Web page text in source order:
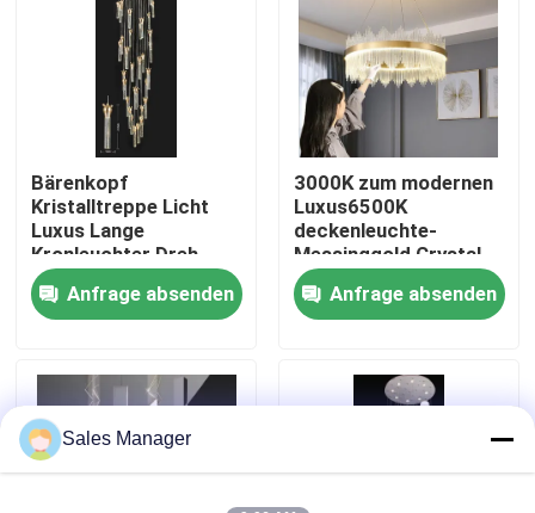
Werksbesichtigung
Qualitätskontrolle
Kontakt mit uns
Bitte um ein Angebot
Maßgeschneiderte Kronleuchter
Bärenkopf
Kristalltreppe Licht
Luxus Lange
Kronleuchter Dreh-
Duplex Moderne
einfache Villa
Wohnung Auswahl
Großer Kronleuchter
Anfrage absenden
3000K zum modernen
Luxus6500K
deckenleuchte-
Messinggold Crystal
Chandelier Double
RimmedAnfrage absenden
Sales Manager